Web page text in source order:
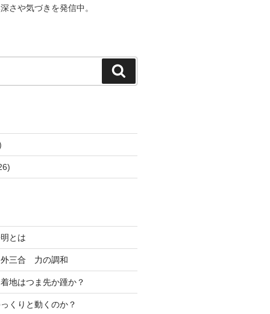
さや気づきを発信中。
索
とは
三合 力の調和
地はつま先か踵か？
くりと動くのか？